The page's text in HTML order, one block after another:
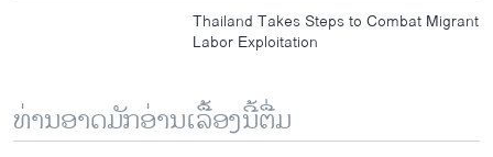
Thailand Takes Steps to Combat Migrant
Labor Exploitation
ທ່ານອາດມັກອ່ານເລື້ອງນີ້ຕື່ມ